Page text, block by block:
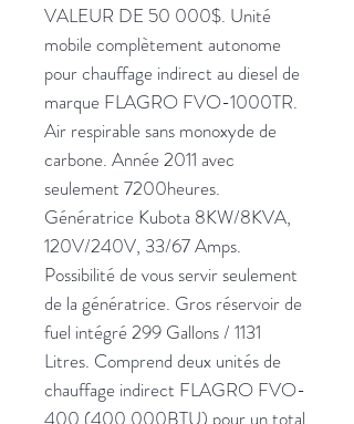
VALEUR DE 50 000$. Unité
mobile complètement autonome
pour chauffage indirect au diesel de
marque FLAGRO FVO-1000TR.
Air respirable sans monoxyde de
carbone. Année 2011 avec
seulement 7200heures.
Génératrice Kubota 8KW/8KVA,
120V/240V, 33/67 Amps.
Possibilité de vous servir seulement
de la génératrice. Gros réservoir de
fuel intégré 299 Gallons / 1131
Litres. Comprend deux unités de
chauffage indirect FLAGRO FVO-
400 (400 000BTU) pour un total